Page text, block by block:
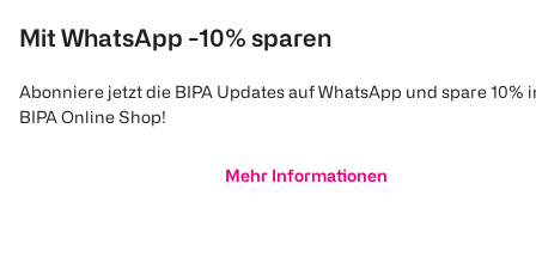
Mit WhatsApp -10% sparen
Abonniere jetzt die BIPA Updates auf WhatsApp und spare 10%
BIPA Online Shop!
Mehr Informationen